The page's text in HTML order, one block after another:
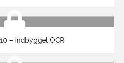
– indbygget OCR